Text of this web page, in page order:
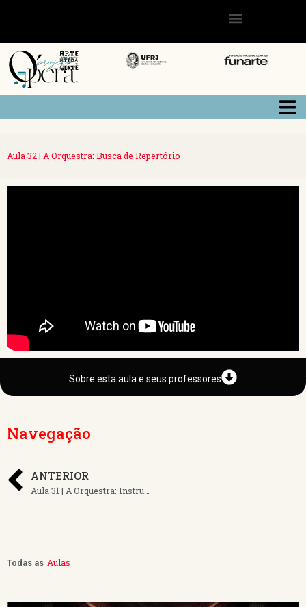
Aula 32 | A Orquestra: Busca de Repertório
Sobre esta aula e seus professores
Navegação
ANTERIOR
Todas as Aulas